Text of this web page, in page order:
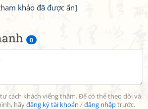
0
cách khách viếng thăm. Để có thể theo dõi và
hãyđăng ký tài khoản /đăng nhậptrước.
khảo đã được ẩn]